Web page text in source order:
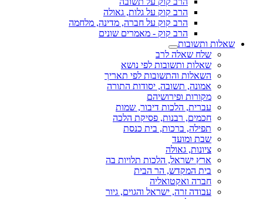
הרב קוק על גלות, גאולה
הרב קוק על חברה, מדינה, מלחמה
הרב קוק - מאמרים שונים
שאלות ותשובות
שלח שאלה לרב
שאלות ותשובות לפי נושא
השאלות והתשובות לפי תאריך
אמונה, תשובה, יסודות התורה
מקורות ופירושיהם
עברית, הלכות דיבור, שמות
חכמים, רבנות, פסיקת הלכה
תפילה, ברכות, בית כנסת
שבת ומועד
ציונות, גאולה
ארץ ישראל, הלכות תלויות בה
בית המקדש, הר הבית
חברה ואקטואליה
עבודה זרה, ישראל והגוים, גיור